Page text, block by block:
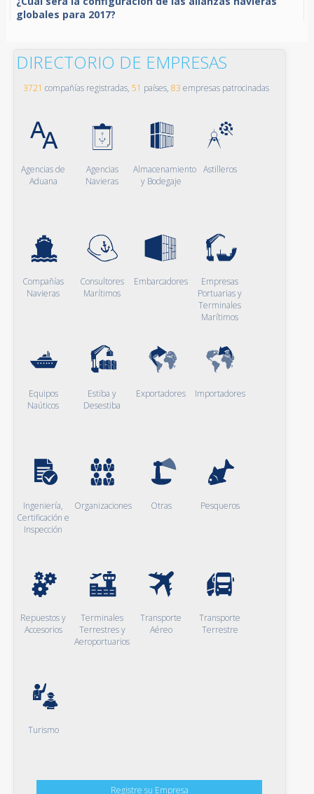
globales para 2017?
DIRECTORIO DE EMPRESAS
3721 compañías registradas, 51 países, 83 empresas patrocinadas
Agencias de
Aduana
Agencias
Navieras
Almacenamiento
y Bodegaje
Astilleros
Compañías
Navieras
Consultores
Marítimos
Embarcadores
Empresas
Portuarias y
Terminales
Marítimos
Equipos
Naúticos
Estiba y
Desestiba
Exportadores Importadores
Ingeniería,
Certificación e
Inspección
Organizaciones Otras Pesqueros
Repuestos y
Accesorios
Terminales
Terrestres y
Aeroportuarios
Transporte
Aéreo
Transporte
Terrestre
Turismo
Registre su Empresa